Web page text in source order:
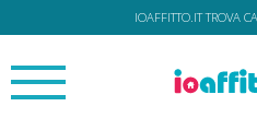
IOAFFITTO.IT TROVA